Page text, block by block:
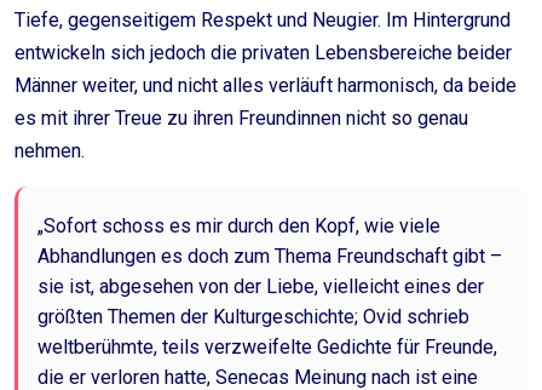
Tiefe, gegenseitigem Respekt und Neugier. Im Hintergrund
entwickeln sich jedoch die privaten Lebensbereiche beider
Männer weiter, und nicht alles verläuft harmonisch, da beide
es mit ihrer Treue zu ihren Freundinnen nicht so genau
nehmen.
„Sofort schoss es mir durch den Kopf, wie viele
Abhandlungen es doch zum Thema Freundschaft gibt –
sie ist, abgesehen von der Liebe, vielleicht eines der
größten Themen der Kulturgeschichte; Ovid schrieb
weltberühmte, teils verzweifelte Gedichte für Freunde,
die er verloren hatte, Senecas Meinung nach ist eine